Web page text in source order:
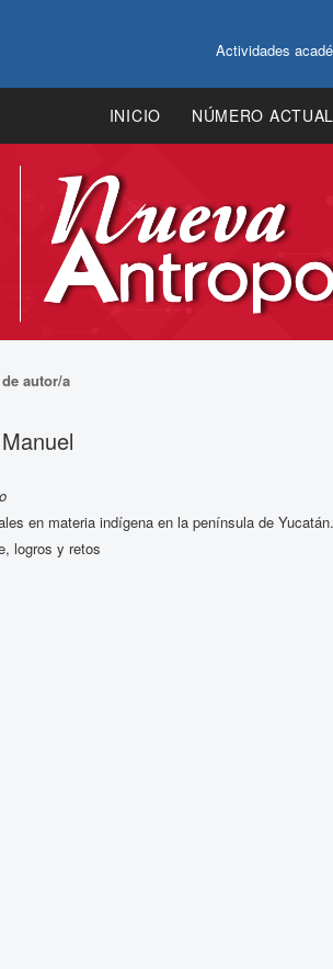
Actividades
INICIO NÚMERO ACTUAL
autor/a
en materia indígena en la península de
logros y retos